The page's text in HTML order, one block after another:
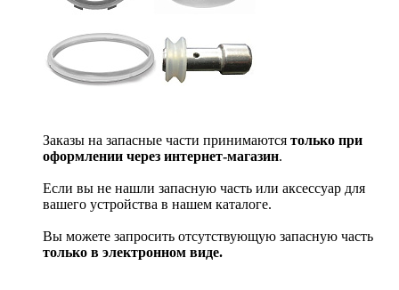
Заказы на запасные части принимаются только при
оформлении через интернет-магазин.
Если вы не нашли запасную часть или аксессуар для
вашего устройства в нашем каталоге.
Вы можете запросить отсутствующую запасную часть
только в электронном виде.